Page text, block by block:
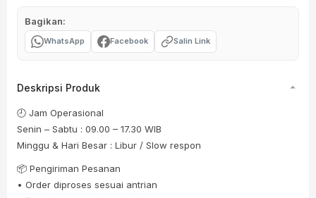
Bagikan:
WhatsApp Facebook Salin Link
Deskripsi Produk
🕘 Jam Operasional
Senin – Sabtu : 09.00 – 17.30 WIB
Minggu & Hari Besar : Libur / Slow respon
📦 Pengiriman Pesanan
• Order diproses sesuai antrian